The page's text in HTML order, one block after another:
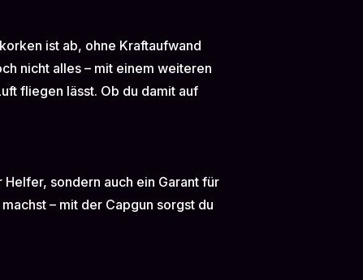
ist ab, ohne Kraftaufwand
nicht alles – mit einem weiteren
fliegen lässt. Ob du damit auf
sondern auch ein Garant für
– mit der Capgun sorgst du